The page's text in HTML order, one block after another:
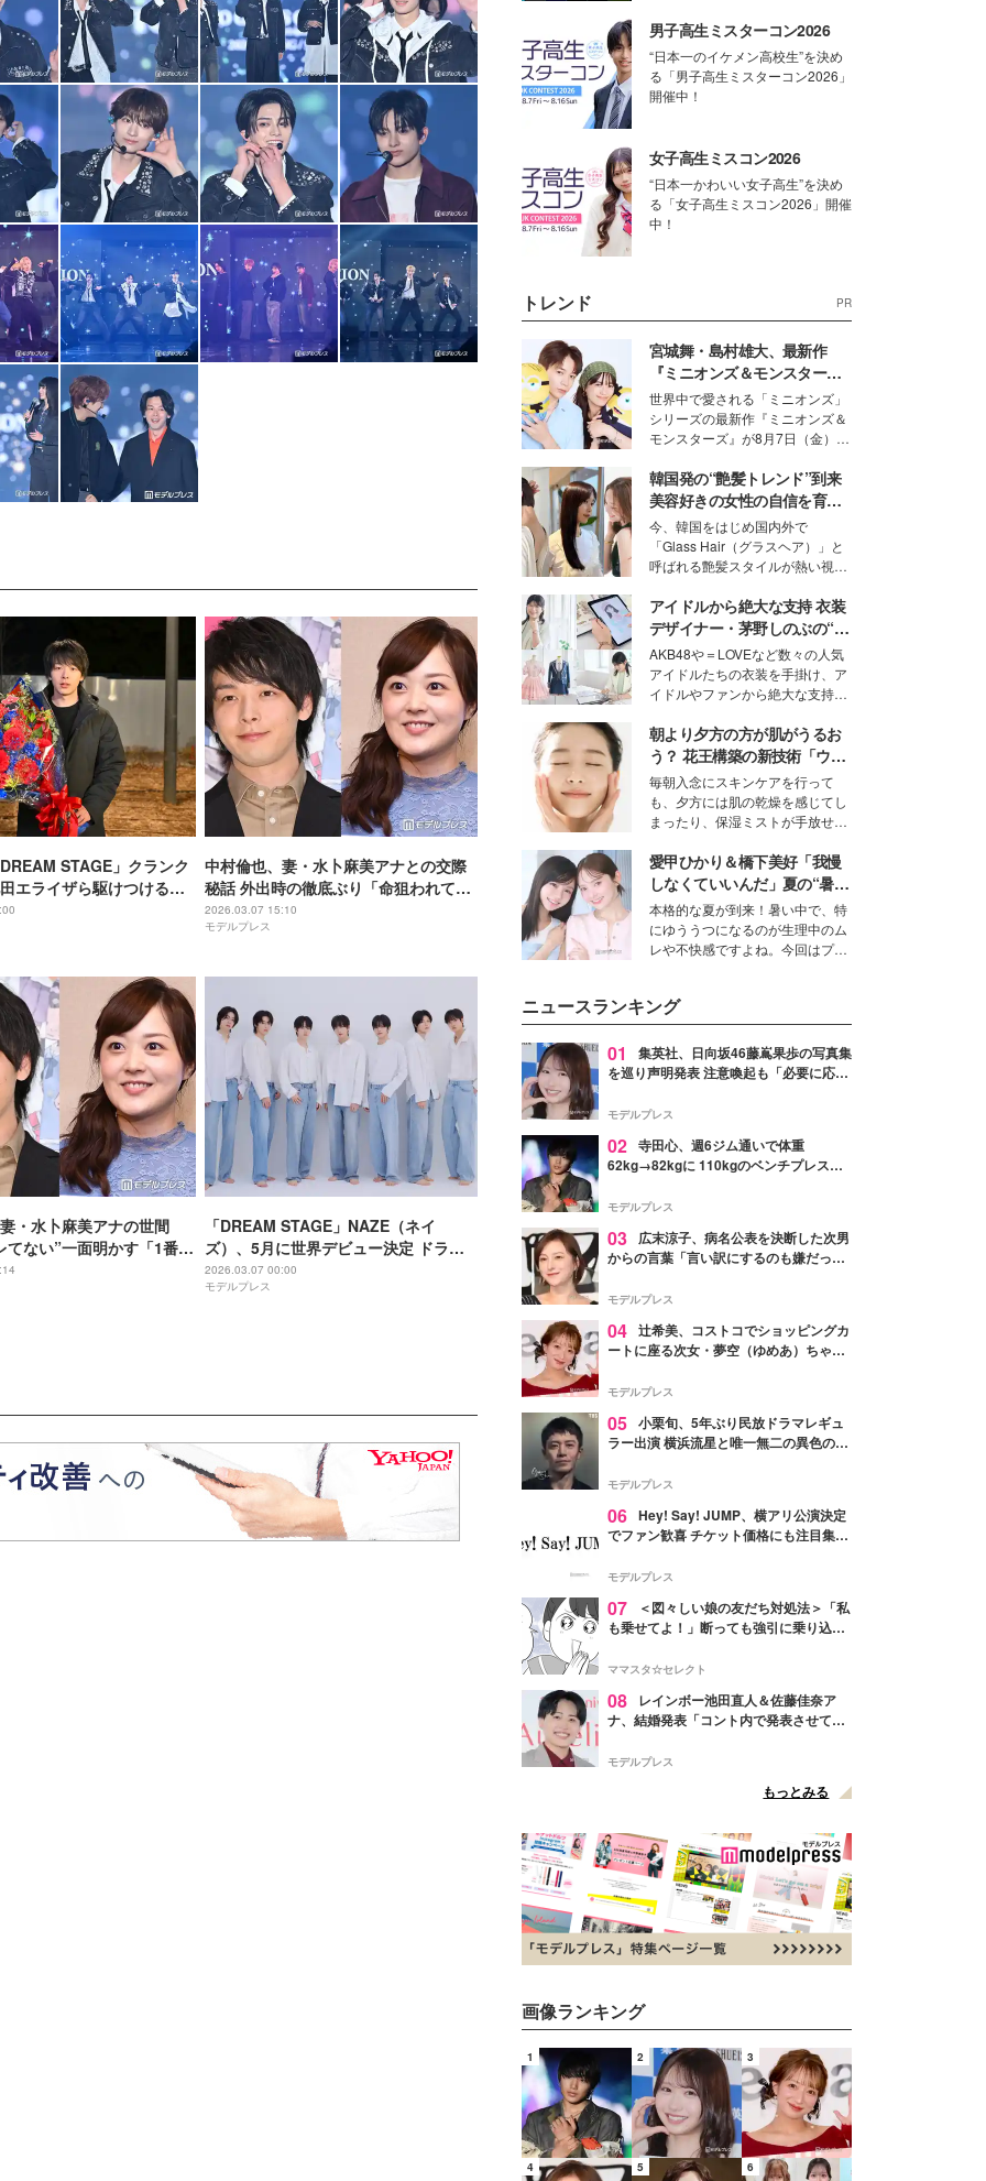
STAGE」クランク
エライザら駆けつける
ルアップで涙ぐむ
中村倫也、妻・水卜麻美アナとの交際
秘話 外出時の徹底ぶり「命狙われてい
るのかってくらい」
2026.03.07 15:10
モデルプレス
・水卜麻美アナの世間
てない”一面明かす「1番す
「DREAM STAGE」NAZE（ネイ
ズ）、5月に世界デビュー決定 ドラマ
内で正式発表【メンバープロフィー
ル】
2026.03.07 00:00
モデルプレス
男子高生ミスターコン2026
“日本一のイケメン高校生”を決め
る「男子高生ミスターコン2026」
開催中！
女子高生ミスコン2026
“日本一かわいい女子高生”を決め
る「女子高生ミスコン2026」開催
中！
トレンド PR
宮城舞・島村雄大、最新作
『ミニオンズ＆モンスター
ズ』の魅力熱弁 ハチャメチャ
だけじゃない“友情と絆”に感
動
世界中で愛される「ミニオンズ」
シリーズの最新作『ミニオンズ＆
モンスターズ』が8月7日（金）に
ニオン好き”という共通点を持つモ
デルの宮城舞と島村雄大の特別対
談をお届け！それぞれの視点か
ら、今作ならではの魅力や予想外
の感動をもたらす奥深いストーリ
ーについて熱く語り合ってもらっ
た。
韓国発の“艶髪トレンド”到来
美容好きの女性の自信を育む
「ヘアケア事情」って？
今、韓国をはじめ国内外で
「Glass Hair（グラスヘア）」と
呼ばれる艶髪スタイルが熱い視線
ションの完成度を高めるベースと
して、“髪そのものの美しさ”に改
めて注目する人が増えている様
子。今回は、そんな憧れの艶やか
な髪を日常で叶える、美容好きの
女性たちのヘアケア事情を紹介し
ます。
アイドルから絶大な支持 衣装
デザイナー・茅野しのぶの“可
愛い”を作る美学＜「シチズン
クロスシー」インタビュー＞
AKB48や＝LOVEなど数々の人気
アイドルたちの衣装を手掛け、ア
イドルやファンから絶大な支持を
取締役兼クリエイティブディレク
ター・茅野しのぶ。一人ひとりの
個性に寄り添い、魅力を引き出す
衣装作りは、多くの女性たちに勇
気と自信を与え続けている。
朝より夕方の方が肌がうるお
う？ 花王構築の新技術「ウォ
ーターキャプチャリングスキ
ン（捕水肌）」がスキンケア
の常識を変える予感
毎朝入念にスキンケアを行って
も、夕方には肌の乾燥を感じてし
まったり、保湿ミストが手放せな
な美容の常識を大きく変える可能
性を秘めた、革新的な「Water
Capturing Skin（ウォーターキャ
プチャリングスキン：捕水肌）」
技術を、花王が構築した。
愛甲ひかり＆橋下美好「我慢
しなくていいんだ」夏の“暑さ
対策”の新しい選択肢とは？
本格的な夏が到来！暑い中で、特
にゆううつになるのが生理中のム
レや不快感ですよね。今回はプラ
好さんを迎えて本音で女子会トー
ク。猛暑のお出かけを快適に過ご
すヒントや、2人が感動した夏の
生理の新常識にも迫りました。
ニュースランキング
01
集英社、日向坂46藤嶌果歩の写真集
を巡り声明発表 注意喚起も「必要に応じ
モデルプレス
02 寺田心、週6ジム通いで体重
62kg→82kgに 110kgのベンチプレス持
「かっこいい」と反響
モデルプレス
03
広末涼子、病名公表を決断した次男
からの言葉「言い訳にするのも嫌だっ
モデルプレス
04 辻希美、コストコでショッピングカ
ートに座る次女・夢空（ゆめあ）ちゃん
ぎ」「成長を感じる」の声
モデルプレス
05 小栗旬、5年ぶり民放ドラマレギュ
ラー出演 横浜流星と唯一無二の異色のバ
モデルプレス
06 Hey! Say! JUMP、横アリ公演決定
でファン歓喜 チケット価格にも注目集ま
モデルプレス
07
＜図々しい娘の友だち対処法＞「私
も乗せてよ！」断っても強引に乗り込ん
ママスタ☆セレクト
08
レインボー池田直人＆佐藤佳奈ア
ナ、結婚発表「コント内で発表させてい
点変更のため
モデルプレス
もっとみる
画像ランキング
1 2 3
4 5 6